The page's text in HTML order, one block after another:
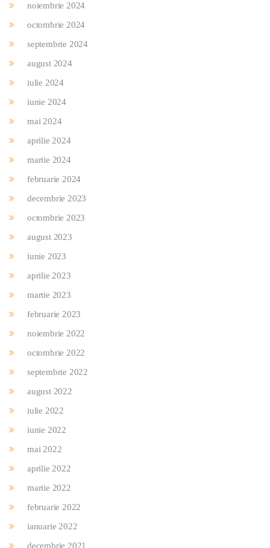
noiembrie 2024
octombrie 2024
septembrie 2024
august 2024
iulie 2024
iunie 2024
mai 2024
aprilie 2024
martie 2024
februarie 2024
decembrie 2023
octombrie 2023
august 2023
iunie 2023
aprilie 2023
martie 2023
februarie 2023
noiembrie 2022
octombrie 2022
septembrie 2022
august 2022
iulie 2022
iunie 2022
mai 2022
aprilie 2022
martie 2022
februarie 2022
ianuarie 2022
decembrie 2021